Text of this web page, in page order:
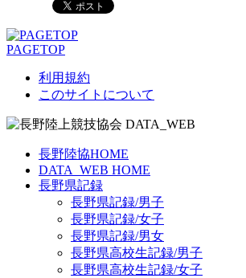
PAGETOP
利用規約
このサイトについて
長野陸協HOME
DATA_WEB HOME
長野県記録
長野県記録/男子
長野県記録/女子
長野県記録/男女
長野県高校生記録/男子
長野県高校生記録/女子